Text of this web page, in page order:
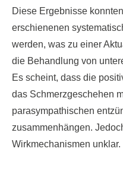
Diese Ergebnisse
erschienenen
werden, was zu einer
die Behandlung von
Es scheint, dass die
das Schmerzgeschehen
parasympathischen
zusammenhängen.
Wirkmechanismen unklar.